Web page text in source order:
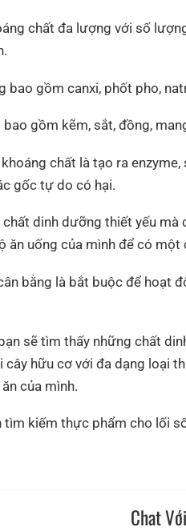
chất đa lượng với số
bao gồm canxi, phốt pho,
gồm kẽm, sắt, đồng,
chất là tạo ra
gốc tự do có hại.
dinh dưỡng thiết yếu
ăn uống của mình để có
bằng là bắt buộc để hoạt
sẽ tìm thấy những chất
cây hữu cơ với đa dạng loại
của mình.
tìm kiếm thực phẩm cho lối
Chat